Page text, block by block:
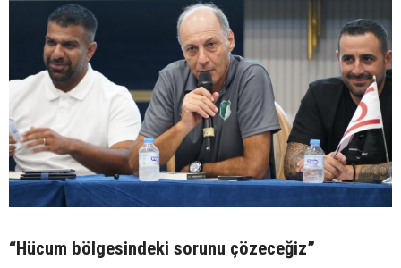
“Hücum bölgesindeki sorunu çözeceğiz”